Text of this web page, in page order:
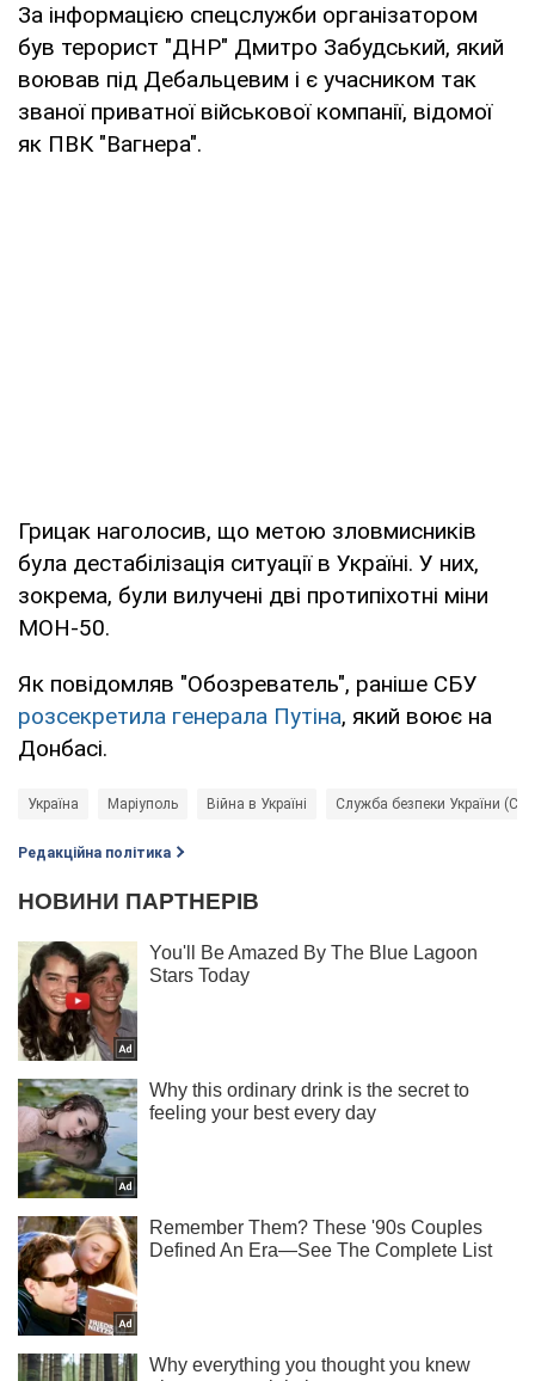
За інформацією спецслужби організатором
був терорист "ДНР" Дмитро Забудський, який
воював під Дебальцевим і є учасником так
званої приватної військової компанії, відомої
як ПВК "Вагнера".
Грицак наголосив, що метою зловмисників
була дестабілізація ситуації в Україні. У них,
зокрема, були вилучені дві протипіхотні міни
МОН-50.
Як повідомляв "Обозреватель", раніше СБУ
розсекретила генерала Путіна, який воює на
Донбасі.
Україна Маріуполь Війна в Україні Служба безпеки України
Редакційна політика